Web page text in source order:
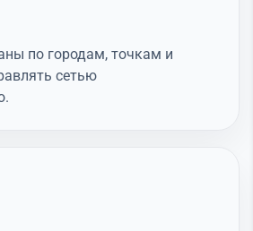
по городам, точкам и
сетью